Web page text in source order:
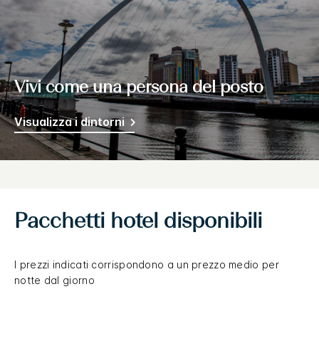
Vivi come una persona del posto
Visualizza i dintorni
Pacchetti hotel disponibili
I prezzi indicati corrispondono a un prezzo medio per
notte dal giorno